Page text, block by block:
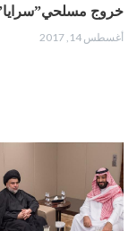
خروج
أغسطس 14, 2017